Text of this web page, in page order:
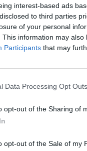
interest-based ads
to third parties
of your personal
This information may
Participants that may
Data Processing Opt Outs
opt-out of the Sharing of
opt-out of the Sale of my
čelní, nebo zadní
způsobil. V každém z
pro podezření z
a trasování
zřejmě podezřelé
na lince tísňového